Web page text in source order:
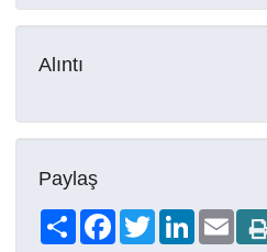
Alıntı
Paylaş
Share FacebookTwitterLinkedIn
Email